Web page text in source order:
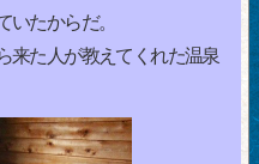
たからだ。
来た人が教えてくれた温泉